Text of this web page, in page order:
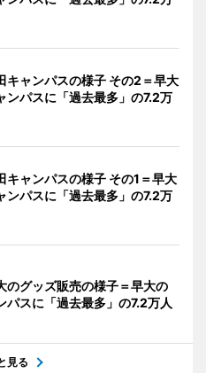
キャンパスの様子 その2＝早大
ンパスに「過去最多」の7.2万
キャンパスの様子 その1＝早大
ンパスに「過去最多」の7.2万
のグッズ販売の様子＝早大の
パスに「過去最多」の7.2万人
見る